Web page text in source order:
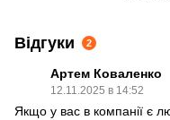
Відгуки 2
Артем Коваленко
12.11.2025 в 14:52
Якщо у вас в компанії є